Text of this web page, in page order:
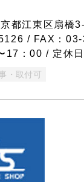
都江東区扇橋
/ FAX：
17：00 / 定休
・取付可